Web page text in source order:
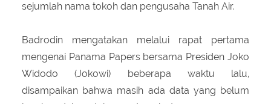
sejumlah nama tokoh dan pengusaha Tanah Air.
Badrodin mengatakan melalui rapat pertama
mengenai Panama Papers bersama Presiden Joko
Widodo (Jokowi) beberapa waktu lalu,
disampaikan bahwa masih ada data yang belum